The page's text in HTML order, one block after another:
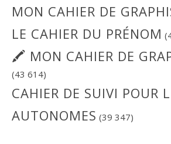
MON CAHIER DE
LE CAHIER DU PRÉNOM
🖍 MON CAHIER DE
(43 614)
CAHIER DE SUIVI POUR
AUTONOMES (39 347)